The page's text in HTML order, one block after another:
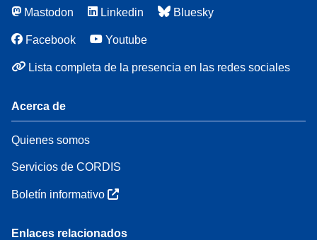
Mastodon Linkedin Bluesky
Facebook Youtube
Lista completa de la presencia en las redes sociales
Acerca de
Quienes somos
Servicios de CORDIS
Boletín informativo
Enlaces relacionados